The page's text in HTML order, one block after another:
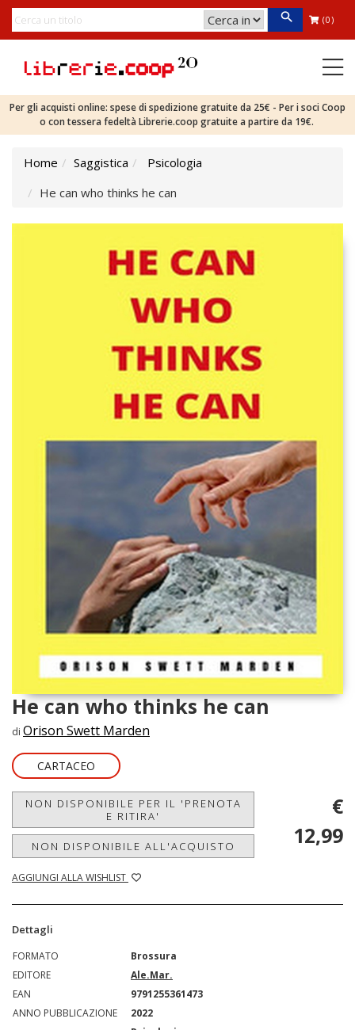
(0)
Per gli acquisti online: spese di spedizione gratuite da 25€ - Per i soci Coop
o con tessera fedeltà Librerie.coop gratuite a partire da 19€.
Home Saggistica
Psicologia
He can who thinks he can
He can who thinks he can
di Orison Swett Marden
CARTACEO
NON DISPONIBILE PER IL 'PRENOTA
E RITIRA'
NON DISPONIBILE ALL'ACQUISTO
AGGIUNGI ALLA WISHLIST
€
12,99
Dettagli
FORMATO
Brossura
EDITORE
Ale.Mar.
EAN
9791255361473
ANNO PUBBLICAZIONE
2022